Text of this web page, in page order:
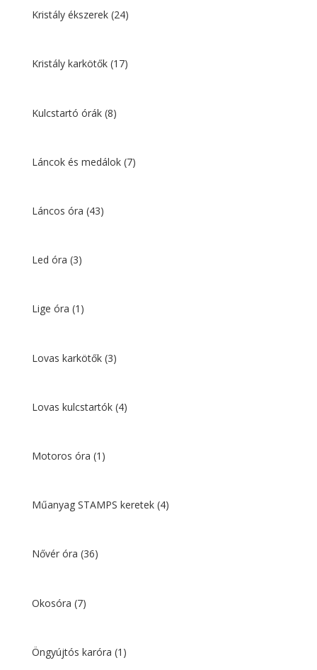
Kristály ékszerek (24)
Kristály karkötők (17)
Kulcstartó órák (8)
Láncok és medálok (7)
Láncos óra (43)
Led óra (3)
Lige óra (1)
Lovas karkötők (3)
Lovas kulcstartók (4)
Motoros óra (1)
Műanyag STAMPS keretek (4)
Nővér óra (36)
Okosóra (7)
Öngyújtós karóra (1)